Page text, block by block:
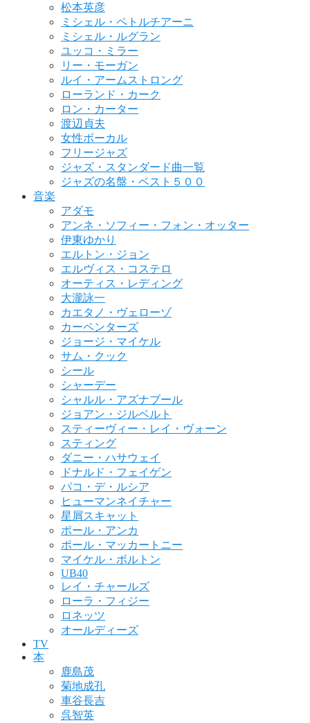
松本英彦
ミシェル・ペトルチアーニ
ミシェル・ルグラン
ユッコ・ミラー
リー・モーガン
ルイ・アームストロング
ローランド・カーク
ロン・カーター
渡辺貞夫
女性ボーカル
フリージャズ
ジャズ・スタンダード曲一覧
ジャズの名盤・ベスト５００
音楽
アダモ
アンネ・ソフィー・フォン・オッター
伊東ゆかり
エルトン・ジョン
エルヴィス・コステロ
オーティス・レディング
大瀧詠一
カエタノ・ヴェローゾ
カーペンターズ
ジョージ・マイケル
サム・クック
シール
シャーデー
シャルル・アズナブール
ジョアン・ジルベルト
スティーヴィー・レイ・ヴォーン
スティング
ダニー・ハサウェイ
ドナルド・フェイゲン
パコ・デ・ルシア
ヒューマンネイチャー
星屑スキャット
ポール・アンカ
ポール・マッカートニー
マイケル・ボルトン
UB40
レイ・チャールズ
ローラ・フィジー
ロネッツ
オールディーズ
TV
本
鹿島茂
菊地成孔
車谷長吉
呉智英